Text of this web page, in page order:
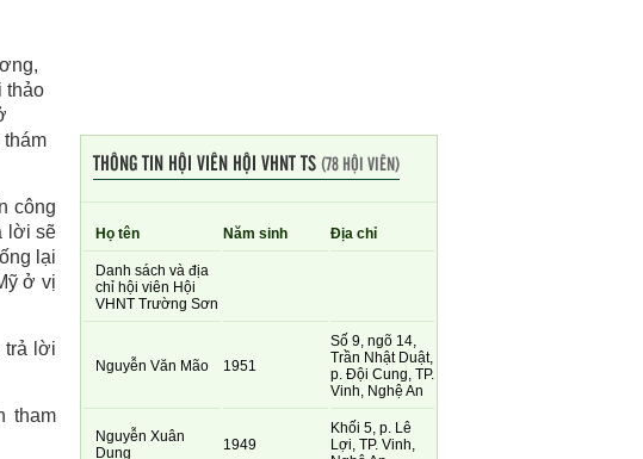
thảo
thám
công
lời sẽ
lại
ở vị
trả lời
tham
THÔNG TIN HỘI VIÊN HỘI VHNT TS(78 HỘI VIÊN)
Họ tên Năm sinh Địa chỉ
Danh sách và địa
chỉ hội viên Hội
VHNT Trường Sơn
Nguyễn Văn Mão 1951
Số 9, ngõ 14,
Trần Nhật Duật,
p. Đội Cung, TP.
Vinh, Nghệ An
Nguyễn Xuân
Dung
1949
Khối 5, p. Lê
Lợi, TP. Vinh,